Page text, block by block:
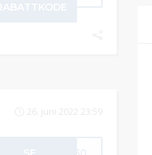
26. juni 2022 23:59